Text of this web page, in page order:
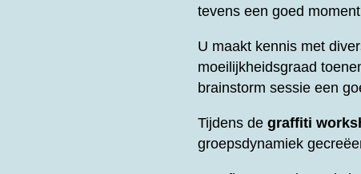
tevens een goed
U maakt kennis met
moeilijkheidsgraad
brainstorm sessie een
Tijdens de graffiti
groepsdynamiek